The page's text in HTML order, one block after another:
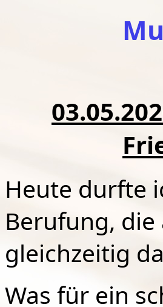
Heute durfte
Berufung,
gleichzeitig
Was für ein